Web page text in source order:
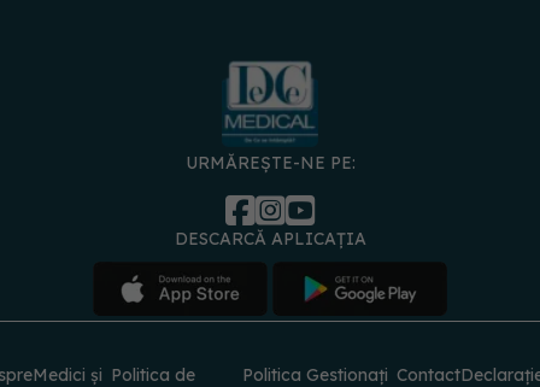
URMĂREȘTE-NE PE:
DESCARCĂ APLICAȚIA
Medici și Politica de
Politica Gestionați Contact